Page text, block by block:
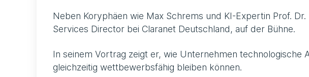
Neben Koryphäen wie Max Schrems und KI-Expertin Prof.
Services Director bei Claranet Deutschland, auf der Bühne.
In seinem Vortrag zeigt er, wie Unternehmen technologische
gleichzeitig wettbewerbsfähig bleiben können.